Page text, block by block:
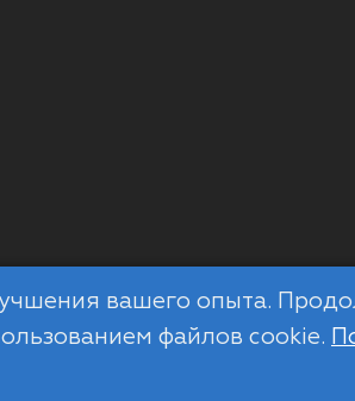
вашего опыта.
файлов cookie.